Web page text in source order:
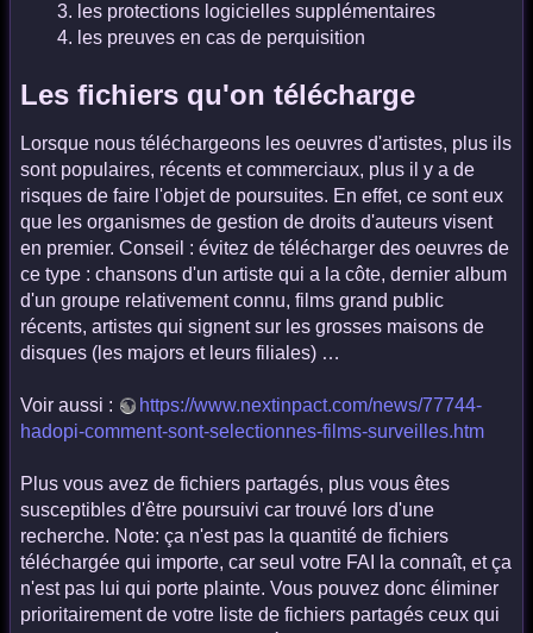
les protections logicielles supplémentaires
les preuves en cas de perquisition
Les fichiers qu'on télécharge
Lorsque nous téléchargeons les oeuvres d'artistes, plus ils
sont populaires, récents et commerciaux, plus il y a de
risques de faire l'objet de poursuites. En effet, ce sont eux
que les organismes de gestion de droits d'auteurs visent
en premier. Conseil : évitez de télécharger des oeuvres de
ce type : chansons d'un artiste qui a la côte, dernier album
d'un groupe relativement connu, films grand public
récents, artistes qui signent sur les grosses maisons de
disques (les majors et leurs filiales) …
Voir aussi :
https://www.nextinpact.com/news/77744-
hadopi-comment-sont-selectionnes-films-surveilles.htm
Plus vous avez de fichiers partagés, plus vous êtes
susceptibles d'être poursuivi car trouvé lors d'une
recherche. Note: ça n'est pas la quantité de fichiers
téléchargée qui importe, car seul votre FAI la connaît, et ça
n'est pas lui qui porte plainte. Vous pouvez donc éliminer
prioritairement de votre liste de fichiers partagés ceux qui